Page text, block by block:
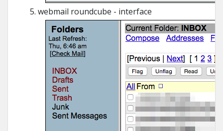
webmail roundcube - interface